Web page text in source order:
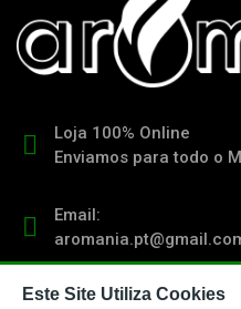
Loja 100% Online
Enviamos para todo o
Email:
Contacto:
Este Site Utiliza Cookies